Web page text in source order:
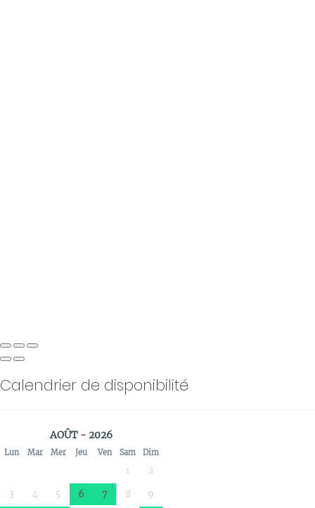
Calendrier de disponibilité
AOÛT - 2026
Lun Mar Mer Jeu Ven Sam Dim
1 2
3 4 5 6 7 8
9